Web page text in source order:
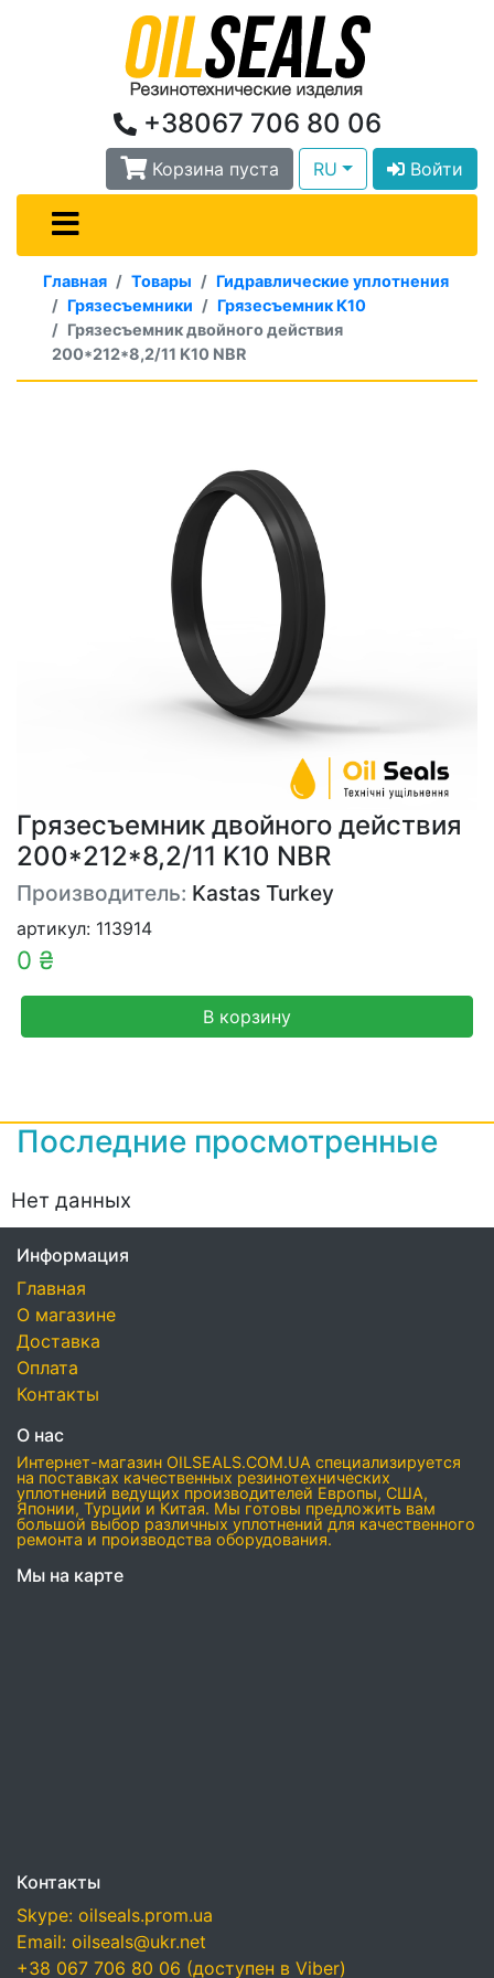
+38067 706 80 06
Корзина пуста RU Войти
Главная Товары
Гидравлические уплотнения
Грязесъемники
Грязесъемник К10
Грязесъемник двойного действия
200*212*8,2/11 K10 NBR
Грязесъемник двойного действия
200*212*8,2/11 K10 NBR
Производитель: Kastas Turkey
артикул: 113914
0 ₴
В корзину
Последние просмотренные
Нет данных
Информация
Главная
О магазине
Доставка
Оплата
Контакты
О нас
Интернет-магазин OILSEALS.COM.UA специализируется
на поставках качественных резинотехнических
уплотнений ведущих производителей Европы, США,
Японии, Турции и Китая. Мы готовы предложить вам
большой выбор различных уплотнений для качественного
ремонта и производства оборудования.
Мы на карте
Контакты
Skype: oilseals.prom.ua
Email: oilseals@ukr.net
+38 067 706 80 06 (доступен в Viber)